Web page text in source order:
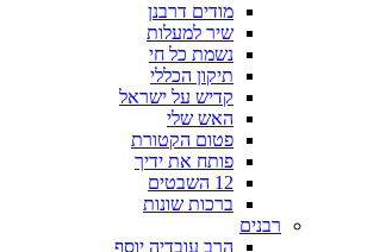
מודים דרבנן
שיר למעלות
נשמת כל חי
תיקון הכללי
קדיש על ישראל
האש שלי
פטום הקטורת
פותח את ידיך
12 השבטים
ברכות שונות
רבנים
הרב עובדיה יוסף